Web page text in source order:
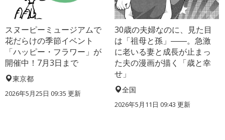
スヌーピーミュージアムで
花だらけの季節イベント
「ハッピー・フラワー」が
開催中！7月3日まで
東京都
2026年5月25日 09:35 更新
30歳の夫婦なのに、見た目
は「祖母と孫」――。急激
に老いる妻と成長が止まっ
た夫の漫画が描く「歳と幸
せ」
全国
2026年5月11日 09:43 更新